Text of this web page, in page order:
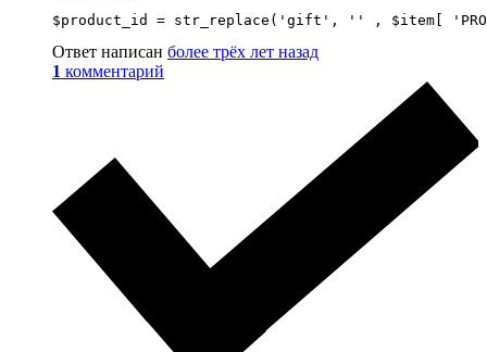
$product_id = str_replace('gift', '' , $item[
Ответ написан более трёх лет назад
1 комментарий